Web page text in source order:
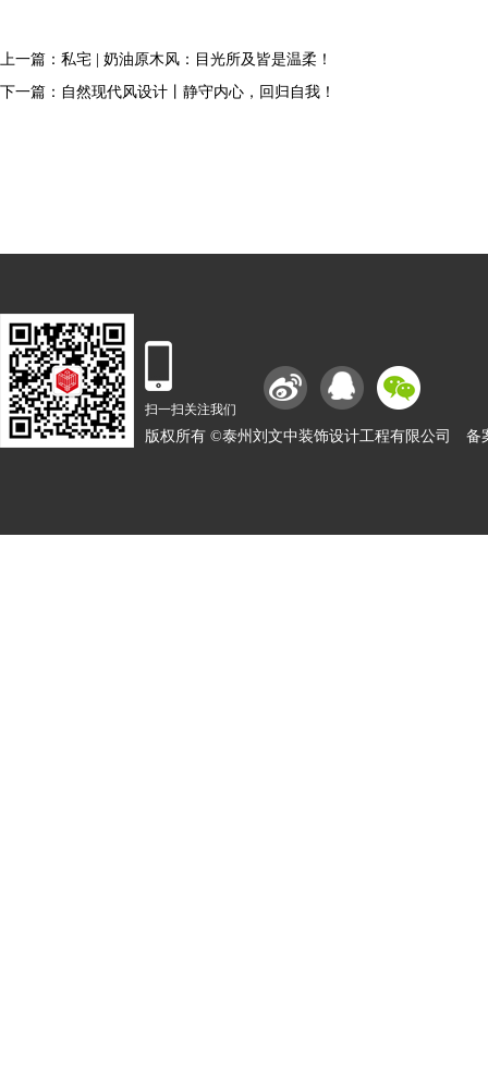
上一篇： 私宅 | 奶油原木风：目光所及皆是温柔！
下一篇： 自然现代风设计丨静守内心，回归自我！
扫一扫关注我们
版权所有 ©泰州刘文中装饰设计工程有限公司 备